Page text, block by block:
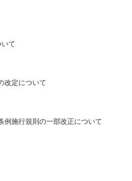
て
定について
行規則の一部改正について